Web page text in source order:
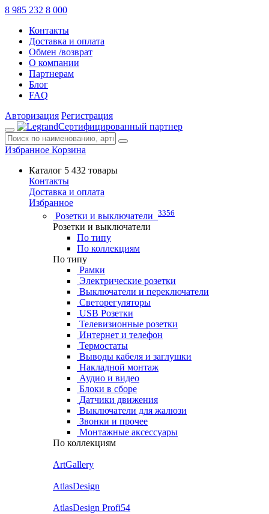
8 985 232 8 000
Контакты
Доставка и оплата
Обмен /возврат
О компании
Партнерам
Блог
FAQ
Авторизация Регистрация
Сертифицированный партнер
Избранное Корзина
Каталог 5 432 товары
Контакты
Доставка и оплата
Избранное
Розетки и выключатели 3356
Розетки и выключатели
По типу
По коллекциям
По типу
Рамки
Электрические розетки
Выключатели и переключатели
Светорегуляторы
USB Розетки
Телевизионные розетки
Интернет и телефон
Термостаты
Выводы кабеля и заглушки
Накладной монтаж
Аудио и видео
Блоки в сборе
Датчики движения
Выключатели для жалюзи
Звонки и прочее
Монтажные аксессуары
По коллекциям
ArtGallery
AtlasDesign
AtlasDesign Profi54